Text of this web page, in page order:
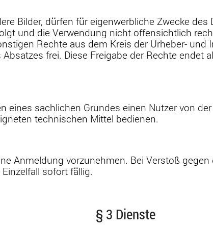
Bilder, dürfen für eigenwerbliche Zwecke
und die Verwendung nicht offensichtlich
Rechte aus dem Kreis der Urheber-
frei. Diese Freigabe der Rechte endet
eines sachlichen Grundes einen Nutzer von
technischen Mittel bedienen.
Anmeldung vorzunehmen. Bei Verstoß
sofort fällig.
§ 3 Dienste